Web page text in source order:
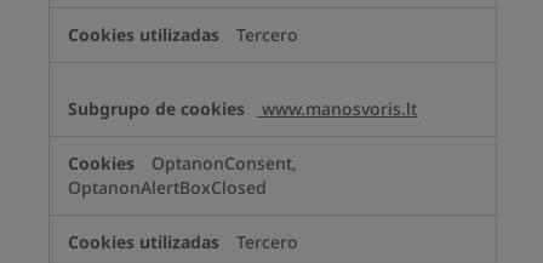
Tercero
www.manosvoris.lt
OptanonConsent,
OptanonAlertBoxClosed
Tercero